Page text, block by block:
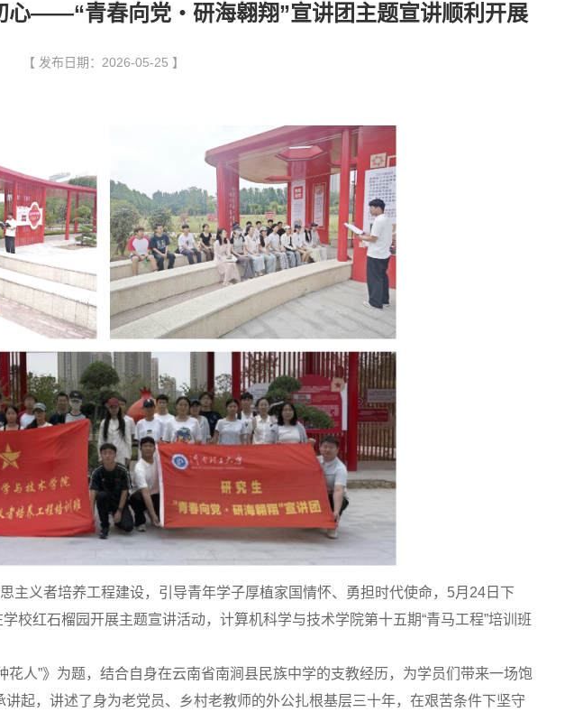
心——“青春向党・研海翱翔”宣讲团主题宣讲顺利开展
【 发布日期：2026-05-25 】
主义者培养工程建设，引导青年学子厚植家国情怀、勇担时代使命，5月24日下
校红石榴园开展主题宣讲活动，计算机科学与技术学院第十五期“青马工程”培训班
花人”》为题，结合自身在云南省南涧县民族中学的支教经历，为学员们带来一场饱
起，讲述了身为老党员、乡村老教师的外公扎根基层三十年，在艰苦条件下坚守